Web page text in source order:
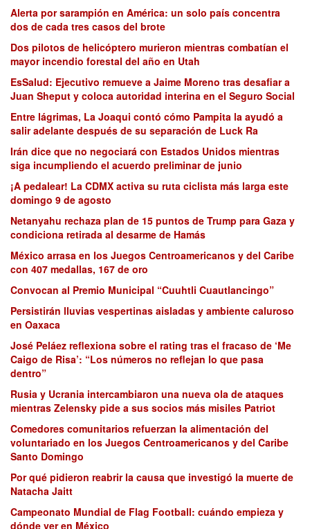
Alerta por sarampión en América: un solo país concentra
dos de cada tres casos del brote
Dos pilotos de helicóptero murieron mientras combatían el
mayor incendio forestal del año en Utah
EsSalud: Ejecutivo remueve a Jaime Moreno tras desafiar a
Juan Sheput y coloca autoridad interina en el Seguro Social
Entre lágrimas, La Joaqui contó cómo Pampita la ayudó a
salir adelante después de su separación de Luck Ra
Irán dice que no negociará con Estados Unidos mientras
siga incumpliendo el acuerdo preliminar de junio
¡A pedalear! La CDMX activa su ruta ciclista más larga este
domingo 9 de agosto
Netanyahu rechaza plan de 15 puntos de Trump para Gaza y
condiciona retirada al desarme de Hamás
México arrasa en los Juegos Centroamericanos y del Caribe
con 407 medallas, 167 de oro
Convocan al Premio Municipal “Cuuhtli Cuautlancingo”
Persistirán lluvias vespertinas aisladas y ambiente caluroso
en Oaxaca
José Peláez reflexiona sobre el rating tras el fracaso de ‘Me
Caigo de Risa’: “Los números no reflejan lo que pasa
dentro”
Rusia y Ucrania intercambiaron una nueva ola de ataques
mientras Zelensky pide a sus socios más misiles Patriot
Comedores comunitarios refuerzan la alimentación del
voluntariado en los Juegos Centroamericanos y del Caribe
Santo Domingo
Por qué pidieron reabrir la causa que investigó la muerte de
Natacha Jaitt
Campeonato Mundial de Flag Football: cuándo empieza y
dónde ver en México